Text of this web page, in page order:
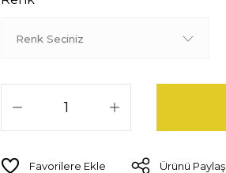
Ürünü Paylaş